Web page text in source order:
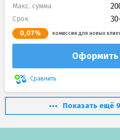
Макс. сумма
Срок
0,07% комиссия для новых
Оформить
Сравнить
Показать ещё